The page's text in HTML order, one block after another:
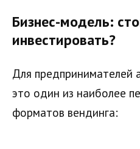
Бизнес-модель:
инвестировать?
Для предпринимателей
это один из наиболее
форматов вендинга: